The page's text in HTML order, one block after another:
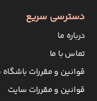
دسترسی سریع
درباره ما
تماس با ما
قوانین و مقررات
قوانین و مقررات سایت